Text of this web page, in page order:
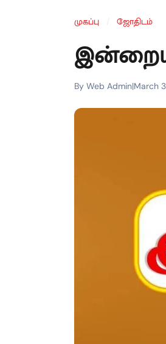
முகப்பு ஜோதிடம்
இன்றைய
By Web Admin|March